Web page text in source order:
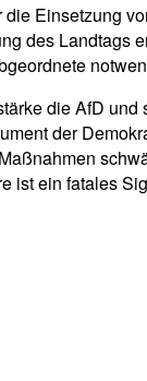
Einsetzung
des Landtags
die AfD
der
ist ein fatales